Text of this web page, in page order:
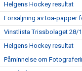
Helgens Hockey resultat
Försäljning av toa-papper
Vinstlista Trissbolaget 28/
Helgens Hockey resultat
Påminnelse om